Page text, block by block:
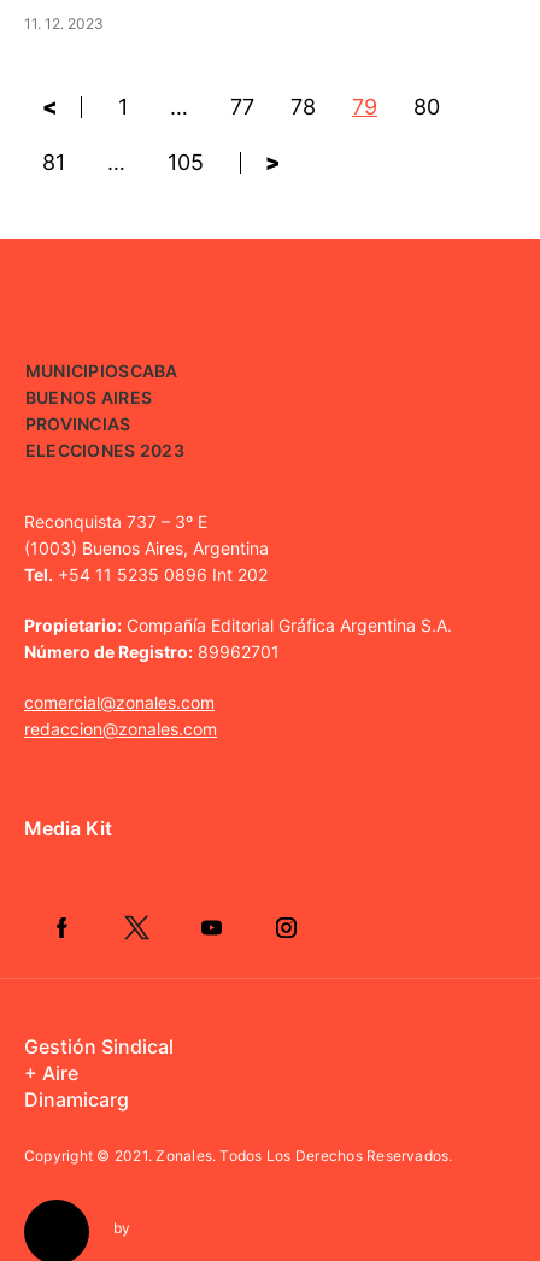
11. 12. 2023
< 1 … 77 78 79 80
81 … 105 >
MUNICIPIOSCABA
BUENOS AIRES
PROVINCIAS
ELECCIONES 2023
Reconquista 737 – 3º E
(1003) Buenos Aires, Argentina
Tel. +54 11 5235 0896 Int 202
Propietario: Compañía Editorial Gráfica Argentina S.A.
Número de Registro: 89962701
comercial@zonales.com
redaccion@zonales.com
Media Kit
Gestión Sindical
+ Aire
Dinamicarg
Copyright © 2021.Zonales. Todos Los Derechos Reservados.
by